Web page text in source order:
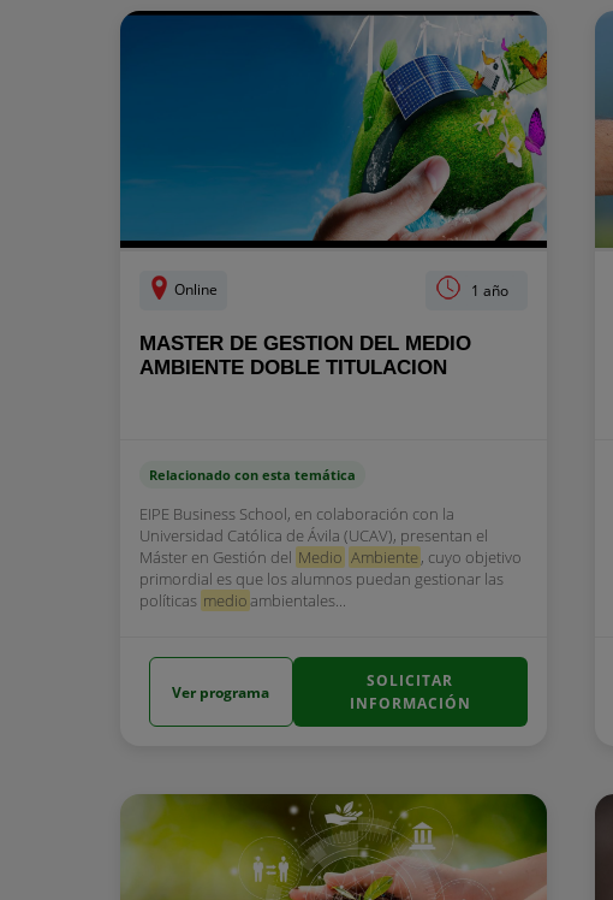
Online 1 año
MASTER DE GESTION DEL MEDIO
AMBIENTE DOBLE TITULACION
Relacionado con esta temática
EIPE Business School, en colaboración con la
Universidad Católica de Ávila (UCAV), presentan el
Máster en Gestión del Medio Ambiente, cuyo objetivo
primordial es que los alumnos puedan gestionar las
políticas medioambientales...
Ver programa
SOLICITAR
INFORMACIÓN